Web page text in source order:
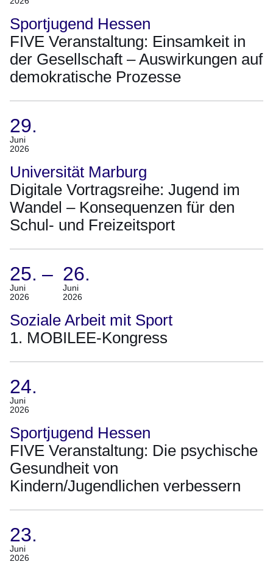
30.
Juni
2026)
Sportjugend Hessen
FIVE Veranstaltung: Einsamkeit in
der Gesellschaft – Auswirkungen auf
demokratische Prozesse
29.
Juni
2026
(Termin:
29.
Juni
2026)
Universität Marburg
Digitale Vortragsreihe: Jugend im
Wandel – Konsequenzen für den
Schul- und Freizeitsport
25.
Juni
2026
– 26.
Juni
2026
(Termin:
25.
Juni
Bis
2026)
Soziale Arbeit mit Sport
1. MOBILEE-Kongress
24.
Juni
2026
(Termin:
24.
Juni
2026)
Sportjugend Hessen
FIVE Veranstaltung: Die psychische
Gesundheit von
Kindern/Jugendlichen verbessern
23.
Juni
2026
(Termin:
23.